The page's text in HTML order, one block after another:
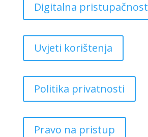
Digitalna pristupačnost
Uvjeti korištenja
Politika privatnosti
Pravo na pristup